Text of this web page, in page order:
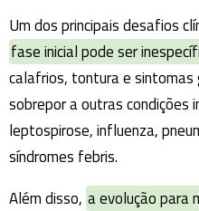
Um dos principais desafios
fase inicial pode ser
calafrios, tontura e
sobrepor a outras condições
leptospirose, influenza,
síndromes febris.
Além disso, a evolução para